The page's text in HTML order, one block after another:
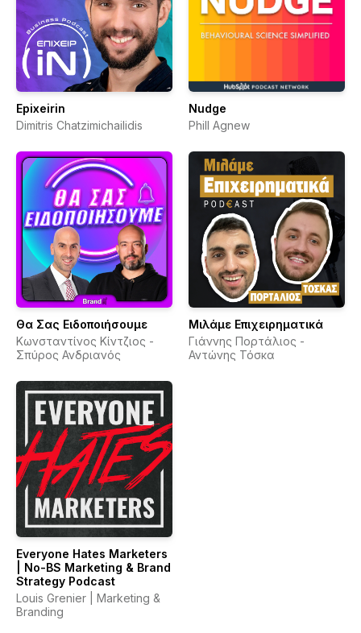
Epixeirin
Dimitris Chatzimichailidis
Nudge
Phill Agnew
Θα Σας Ειδοποιήσουμε
Κωνσταντίνος Κίντζιος -
Σπύρος Ανδριανός
Μιλάμε Επιχειρηματικά
Γιάννης Πορτάλιος -
Αντώνης Τόσκα
Everyone Hates Marketers
| No-BS Marketing & Brand
Strategy Podcast
Louis Grenier | Marketing &
Branding